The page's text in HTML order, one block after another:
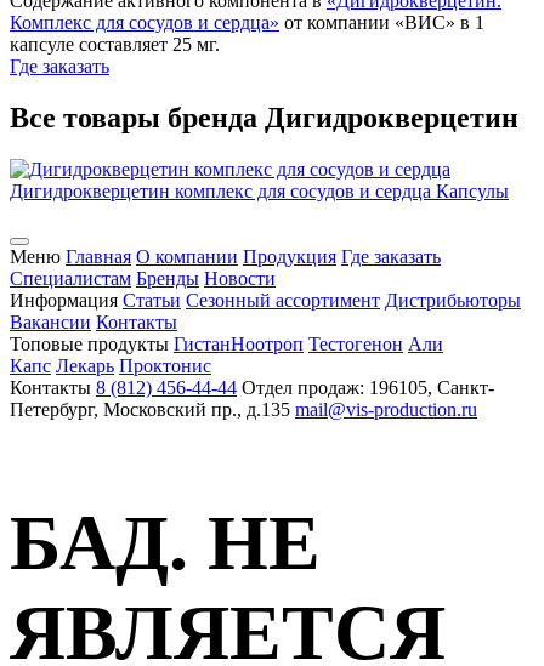
Комплекс для сосудов и сердца» от компании «ВИС» в 1
капсуле составляет 25 мг.
Где заказать
Все товары бренда Дигидрокверцетин
Дигидрокверцетин комплекс для сосудов и сердца Капсулы
Меню Главная О компании Продукция Где заказать
Специалистам Бренды Новости
Информация Статьи Сезонный ассортимент Дистрибьюторы
Вакансии Контакты
Топовые продукты ГистанНоотроп Тестогенон Али
Капс Лекарь Проктонис
Контакты 8 (812) 456-44-44 Отдел продаж: 196105, Санкт-
Петербург, Московский пр., д.135 mail@vis-production.ru
БАД. НЕ
ЯВЛЯЕТСЯ